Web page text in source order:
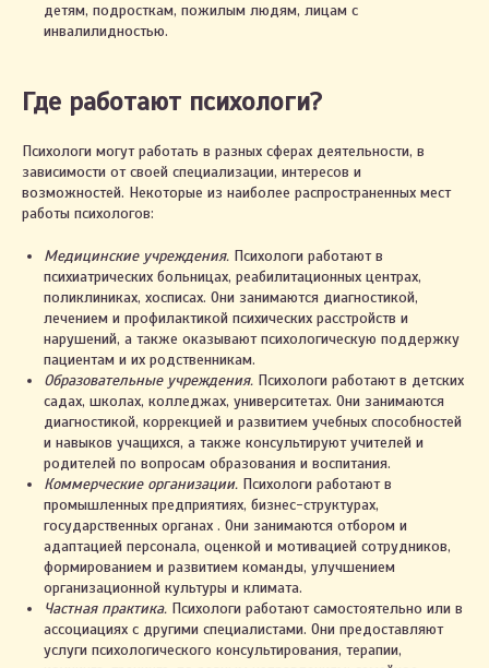
детям, подросткам, пожилым людям, лицам с
инвалилидностью.
Где работают психологи?
Психологи могут работать в разных сферах деятельности, в
зависимости от своей специализации, интересов и
возможностей. Некоторые из наиболее распространенных мест
работы психологов:
Медицинские учреждения. Психологи работают в
психиатрических больницах, реабилитационных центрах,
поликлиниках, хосписах. Они занимаются диагностикой,
лечением и профилактикой психических расстройств и
нарушений, а также оказывают психологическую поддержку
пациентам и их родственникам.
Образовательные учреждения. Психологи работают в детских
садах, школах, колледжах, университетах. Они занимаются
диагностикой, коррекцией и развитием учебных способностей
и навыков учащихся, а также консультируют учителей и
родителей по вопросам образования и воспитания.
Коммерческие организации. Психологи работают в
промышленных предприятиях, бизнес-структурах,
государственных органах . Они занимаются отбором и
адаптацией персонала, оценкой и мотивацией сотрудников,
формированием и развитием команды, улучшением
организационной культуры и климата.
Частная практика. Психологи работают самостоятельно или в
ассоциациях с другими специалистами. Они предоставляют
услуги психологического консультирования, терапии,